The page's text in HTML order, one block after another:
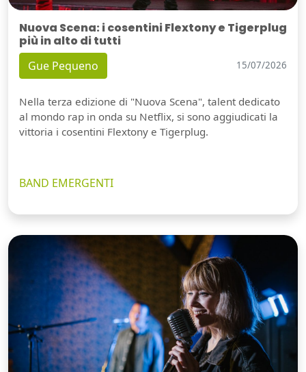
Nuova Scena: i cosentini Flextony e Tigerplug
più in alto di tutti
Gue Pequeno 15/07/2026
Nella terza edizione di "Nuova Scena", talent dedicato
al mondo rap in onda su Netflix, si sono aggiudicati la
vittoria i cosentini Flextony e Tigerplug.
BAND EMERGENTI